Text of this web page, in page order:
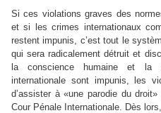
Si ces violations graves des
et si les crimes internationaux
restent impunis, c’est tout le
qui sera radicalement détruit et
la conscience humaine et la
internationale sont impunis, les
d’assister à «une parodie du
Cour Pénale Internationale. Dès